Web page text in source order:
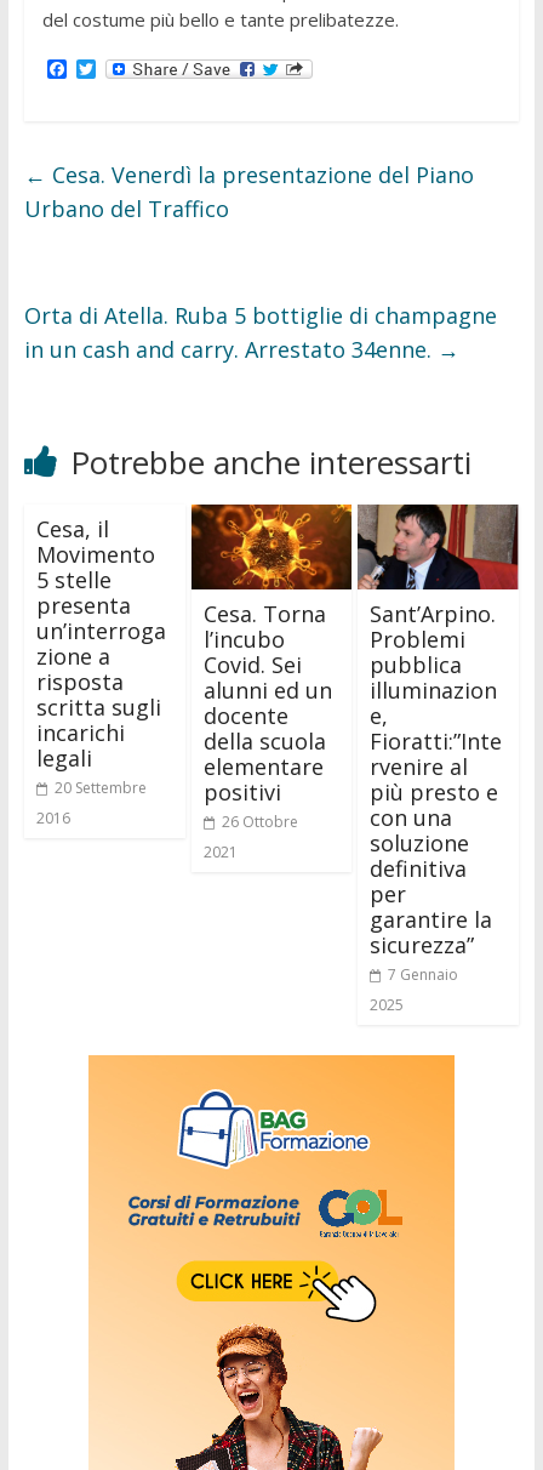
del costume più bello e tante prelibatezze.
F
o
o
k
T
e
r
← Cesa. Venerdì la presentazione del Piano
Urbano del Traffico
Orta di Atella. Ruba 5 bottiglie di champagne
in un cash and carry. Arrestato 34enne. →
Potrebbe anche interessarti
Cesa, il
Movimento
5 stelle
presenta
un’interroga
zione a
risposta
scritta sugli
incarichi
legali
20 Settembre
2016
Cesa. Torna
l’incubo
Covid. Sei
alunni ed un
docente
della scuola
elementare
positivi
26 Ottobre
2021
Sant’Arpino.
Problemi
pubblica
illuminazion
e,
Fioratti:”Inte
rvenire al
più presto e
con una
soluzione
definitiva
per
garantire la
sicurezza”
7 Gennaio
2025